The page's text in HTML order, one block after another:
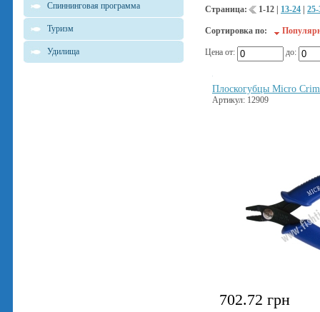
Спиннинговая программа
Туризм
Удилища
Страница: 1-12 13-24 25-
Сортировка по:
Цена от: до:
Плоскогубцы Micro
Артикул: 12909
702.72 грн